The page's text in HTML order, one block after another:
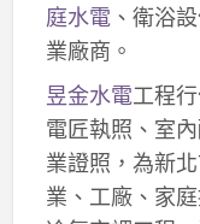
庭水電、衛浴
業廠商。
昱金水電工程
電匠執照、室
業證照，為新
業、工廠、家